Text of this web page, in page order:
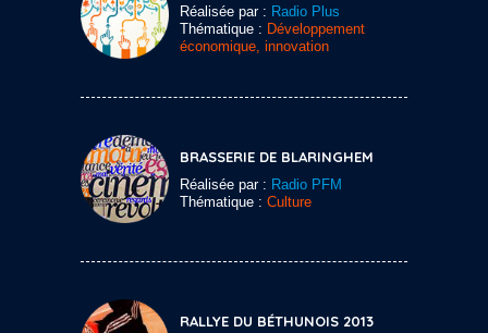
Réalisée par : Radio Plus
Thématique : Développement
économique, innovation
BRASSERIE DE BLARINGHEM
Réalisée par : Radio PFM
Thématique : Culture
RALLYE DU BÉTHUNOIS 2013